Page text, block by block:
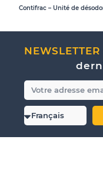
Contifrac – Unité de
NEWSLETTER